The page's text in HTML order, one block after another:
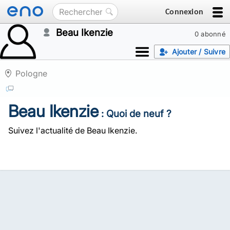
Connexion
0 abonné
Beau Ikenzie
Ajouter / Suivre
Pologne
Beau Ikenzie: Quoi de neuf ?
Suivez l'actualité de Beau Ikenzie.